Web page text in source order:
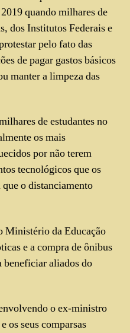
quando milhares de
dos Institutos Federais e
pelo fato das
de pagar gastos básicos
manter a limpeza das
de estudantes no
os mais
por não terem
tecnológicos que os
o distanciamento
Ministério da Educação
e a compra de ônibus
beneficiar aliados do
o ex-ministro
os seus comparsas